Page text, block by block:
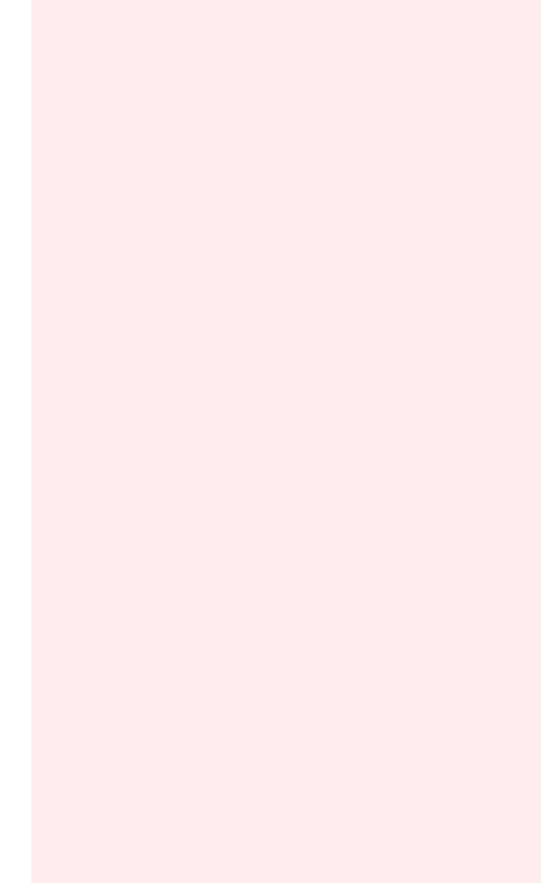
煮物
き合わせ
ツの炒め物
和え物
の炒め物
え
リック炒め
ッツ和え
焼き
煮
え物